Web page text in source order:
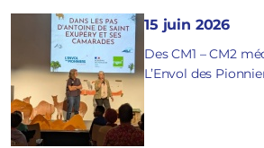
15 juin 2026
Des CM1 – CM2
L’Envol des